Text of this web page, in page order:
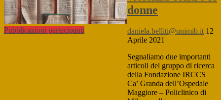
Pubblicazioni partecipanti
donne
daniela.belliti@unimib.it 12
Aprile 2021
Segnaliamo due importanti
articoli del gruppo di ricerca
della Fondazione IRCCS
Ca’ Granda dell’Ospedale
Maggiore – Policlinico di